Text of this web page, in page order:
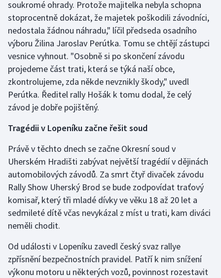
soukromé ohrady. Protože majitelka nebyla schopna
stoprocentně dokázat, že majetek poškodili závodníci,
nedostala žádnou náhradu," líčil předseda osadního
výboru Žilina Jaroslav Perútka. Tomu se chtějí zástupci
vesnice vyhnout. "Osobně si po skončení závodu
projedeme část trati, která se týká naší obce,
zkontrolujeme, zda někde nevznikly škody," uvedl
Perútka. Ředitel rally Hošák k tomu dodal, že celý
závod je dobře pojištěný.
Tragédii v Lopeníku začne řešit soud
Právě v těchto dnech se začne Okresní soud v
Uherském Hradišti zabývat největší tragédií v dějinách
automobilových závodů. Za smrt čtyř divaček závodu
Rally Show Uherský Brod se bude zodpovídat traťový
komisař, který tři mladé dívky ve věku 18 až 20 let a
sedmileté dítě včas nevykázal z míst u trati, kam diváci
neměli chodit.
Od události v Lopeníku zavedl český svaz rallye
zpřísnění bezpečnostních pravidel. Patří k nim snížení
výkonu motoru u některých vozů, povinnost rozestavit